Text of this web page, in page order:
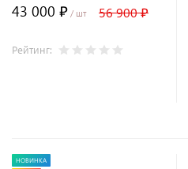
43 000 ₽ / шт 56 900 ₽
Рейтинг:
НОВИНКА